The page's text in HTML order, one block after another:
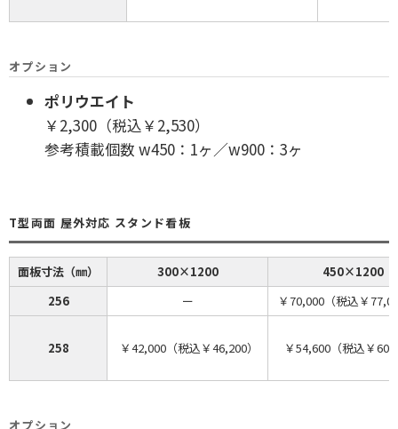
オプション
ポリウエイト
￥2,300（税込￥2,530）
参考積載個数 w450：1ヶ／w900：3ヶ
T型両面 屋外対応 スタンド看板
面板寸法（㎜） 300×1200
450×1200
256
ー ￥70,000（税込￥
258 ￥42,000（税込￥46,200） ￥54,600（税込￥
オプション